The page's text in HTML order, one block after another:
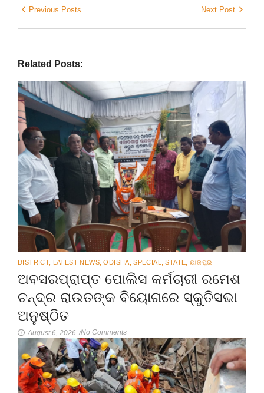
Previous Posts Next Post
Related Posts:
DISTRICT, LATEST NEWS ODISHA SPECIAL STATE ଯାଜପୁର
ଅବସରପ୍ରାପ୍ତ ପୋଲିସ କର୍ମଚାରୀ ରମେଶ
ଚନ୍ଦ୍ର ରାଉତଙ୍କ ବିୟୋଗରେ ସ୍କୁତିସଭା
ଅନୁଷ୍ଠିତ
August 6, 2026 /No Comments